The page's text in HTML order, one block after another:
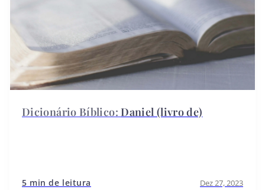
Daniel (livro de)
5 min de leitura Dez 27, 2023